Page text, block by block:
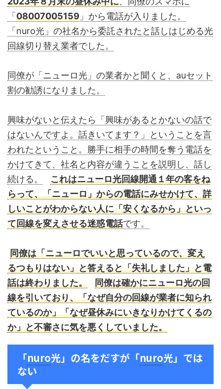
「08007005159 」から電話が入りました。
「nuro光」の社名から委託されたと話しはじめる光
回線切り替え業者でした。
同僚が「ニューロ光」の業者かと聞くと、auセット
割の勧誘になりました。
興味がないと伝えたら「興味があるとかないの話で
はないんですよ。話きいてます？」ということを言
われたということ。勝手に相手の時間を奪う電話を
かけてきて、社名と内容が違うことを説明し、話し
続ける。
これはニューロ光回線開通１年の客をね
らって、「ニューロ」からの電話にみせかけて、詳
しいことがわからない人に「安くなるから」といっ
て回線を変えさせる迷惑電話です。
同僚は「ニューロでいいと思っているので、変え
るつもりはない」と答えると「失礼しました」と電
話は終わりました。
同僚は確かにニューロ光の回
線を引いており、「なぜ自分の回線が業者に知られ
ているのか」「なぜ昼休みにいきなりかけてくるの
か」と不審さに気を悪くしていました。
「nuro光」の名をだすが「nuro光」では
ない